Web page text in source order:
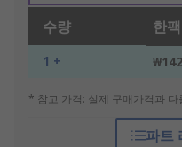
수량 한
1 +
* 참고 가격: 실제 구매가격과 다
파트